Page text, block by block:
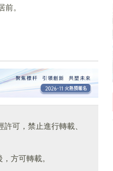
。
可，禁止進行轉載、
方可轉載。